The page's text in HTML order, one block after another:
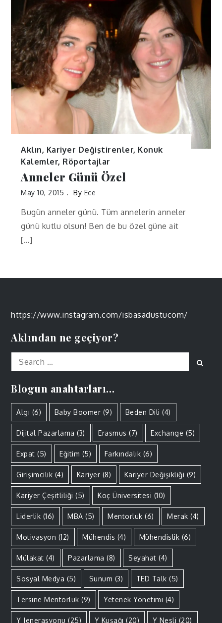
Aklın, Kariyer Değiştirenler, Konuk
Kalemler, Röportajlar
Anneler Günü Özel
May 10, 2015 By Ece
Bugün anneler günü. Tüm annelerin anneler
günü kutlu olsun! Ben de bu özel güne ait
[…]
https://www.instagram.com/isbasadustucom/
Aklından ne geçiyor?
Search
for:
Blogun anahtarları…
Algı (6) Baby Boomer (9) Beden Dili (4)
Dijital Pazarlama (3) Erasmus (7) Exchange (5)
Expat (5) Eğitim (5) Farkındalık (6)
Girişimcilik (4) Kariyer (8) Kariyer Değişikliği (9)
Kariyer Çeşitliliği (5) Koç Üniversitesi (10)
Liderlik (16) MBA (5) Mentorluk (6) Merak (4)
Motivasyon (12) Mühendis (4) Mühendislik (6)
Mülakat (4) Pazarlama (8) Seyahat (4)
Sosyal Medya (5) Sunum (3) TED Talk (5)
Tersine Mentorluk (9) Yetenek Yönetimi (4)
Y Jenerasyonu (25) Y Kuşağı (20) Y Nesli (20)